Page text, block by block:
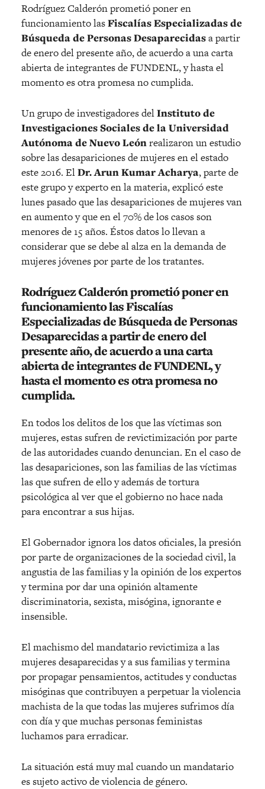
Rodríguez Calderón prometió poner en
funcionamiento lasFiscalías Especializadas de
Búsqueda de Personas Desaparecidasa partir
de enero del presente año, de acuerdo a una carta
abierta de integrantes de FUNDENL, y hasta el
momento es otra promesa no cumplida.
Un grupo de investigadores delInstituto de
Investigaciones Sociales de la Universidad
Autónoma de Nuevo Leónrealizaron un estudio
sobre las desapariciones de mujeres en el estado
este 2016. ElDr. Arun Kumar Acharya, parte de
este grupo y experto en la materia, explicó este
lunes pasado que las desapariciones de mujeres van
en aumento y que en el 70% de los casos son
menores de 15 años. Éstos datos lo llevan a
considerar que se debe al alza en la demanda de
mujeres jóvenes por parte de los tratantes.
Rodríguez Calderón prometió poner en
funcionamiento lasFiscalías
Especializadas de Búsqueda de Personas
Desaparecidasa partir de enero del
presente año, de acuerdo a una carta
abierta de integrantes de FUNDENL, y
hasta el momento es otra promesa no
cumplida.
En todos los delitos de los que las víctimas son
mujeres, estas sufren de revictimización por parte
de las autoridades cuando denuncian. En el caso de
las desapariciones, son las familias de las víctimas
las que sufren de ello y además de tortura
psicológica al ver que el gobierno no hace nada
para encontrar a sus hijas.
El Gobernador ignora los datos oficiales, la presión
por parte de organizaciones de la sociedad civil, la
angustia de las familias y la opinión de los expertos
y termina por dar una opinión altamente
discriminatoria, sexista, misógina, ignorante e
insensible.
El machismo del mandatario revictimiza a las
mujeres desaparecidas y a sus familias y termina
por propagar pensamientos, actitudes y conductas
misóginas que contribuyen a perpetuar la violencia
machista de la que todas las mujeres sufrimos día
con día y que muchas personas feministas
luchamos para erradicar.
La situación está muy mal cuando un mandatario
es sujeto activo de violencia de género.